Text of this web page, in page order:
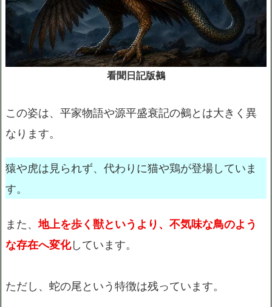
看聞日記版鵺
この姿は、平家物語や源平盛衰記の鵺とは大きく異
なります。
猿や虎は見られず、代わりに猫や鶏が登場していま
す。
また、地上を歩く獣というより、不気味な鳥のよう
な存在へ変化しています。
ただし、蛇の尾という特徴は残っています。